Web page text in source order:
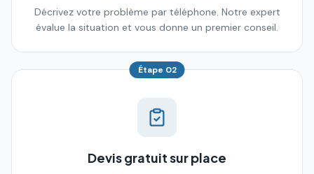
Décrivez votre problème par téléphone. Notre expert
évalue la situation et vous donne un premier conseil.
Étape 02
Devis gratuit sur place